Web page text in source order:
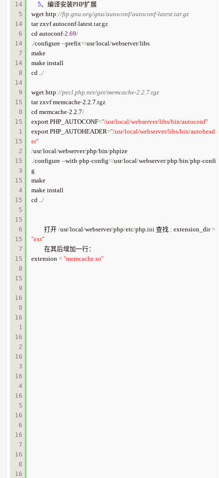
14
5
14
6
14
7
14
8
14
9
15
0
15
1
15
2
15
3
15
4
15
5
15
6
15
7
15
8
15
9
16
0
16
1
16
2
16
3
16
4
16
5
16
6
16
7
16
8
16
5、编译安装PHP扩展
wget http://ftp.gnu.org/gnu/autoconf/autoconf-latest.tar.gz
tar zxvf autoconf-latest.tar.gz
cd autoconf-2.69/
./configure --prefix=/usr/local/webserver/libs
make
make install
cd ../
wget http://pecl.php.net/get/memcache-2.2.7.tgz
tar zxvf memcache-2.2.7.tgz
cd memcache-2.2.7/
export PHP_AUTOCONF="/usr/local/webserver/libs/bin/autoconf"
export PHP_AUTOHEADER="/usr/local/webserver/libs/bin/autohead
er"
/usr/local/webserver/php/bin/phpize
./configure --with-php-config=/usr/local/webserver/php/bin/php-confi
g
make
make install
cd ../
打开 /usr/local/webserver/php/etc/php.ini 查找 ; extension_dir =
"ext"
在其后增加一行：
extension = "memcache.so"